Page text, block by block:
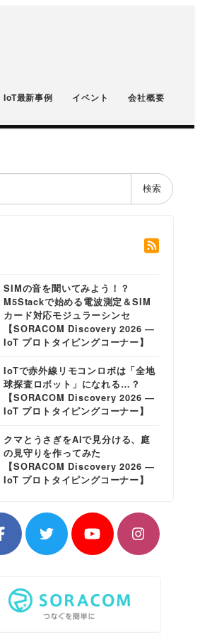
IoT最新事例 イベント 会社概要
検索
SIMの音を聞いてみよう！？
M5Stackで始める電波測定＆SIM
カード対応モジュラーシンセ
【SORACOM Discovery 2026 ―
IoT プロトタイピングコーナー】
IoTで赤外線リモコンロボは「全地
球探査ロボット」になれる…？
【SORACOM Discovery 2026 ―
IoT プロトタイピングコーナー】
クマとうさぎをAIで見分ける、庭
の見守りを作ってみた
【SORACOM Discovery 2026 ―
IoT プロトタイピングコーナー】